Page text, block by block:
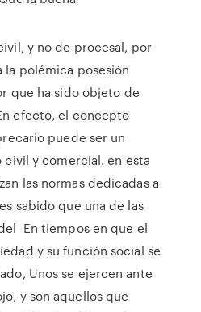
y no de procesal, por
la polémica posesión
que ha sido objeto de
efecto, el concepto
puede ser un
civil y comercial. en esta
las normas dedicadas a
sabido que una de las
En tiempos en que el
y su función social se
Unos se ejercen ante
y son aquellos que